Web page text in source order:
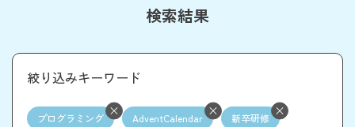
検索結果
絞り込みキーワード
プログラミング AdventCalendar 新卒研修